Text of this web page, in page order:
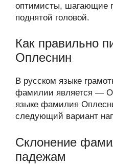
оптимисты, шагающие
поднятой головой.
Как правильно
Оплеснин
В русском языке
фамилии является —
языке фамилия
следующий вариант
Склонение
падежам